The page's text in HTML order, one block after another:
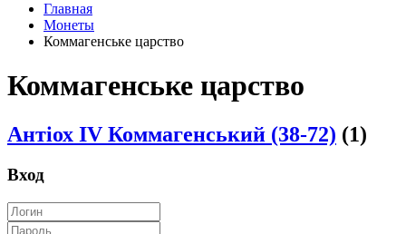
Главная
Монеты
Коммагенське царство
Коммагенське царство
Антіох IV Коммагенський (38-72) (1)
Вход